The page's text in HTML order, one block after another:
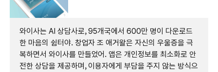
와이사는 AI 상담사로, 95개국에서 600만 명이 다운로드
한 마음의 쉼터야. 창업자 조 애거왈은 자신의 우울증을 극
복하면서 와이사를 만들었어. 앱은 개인정보를 최소화로 안
전한 상담을 제공하며, 이용자에게 부담을 주지 않는 방식으